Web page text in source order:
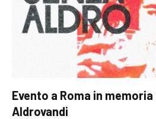
Evento a Roma in
Aldrovandi